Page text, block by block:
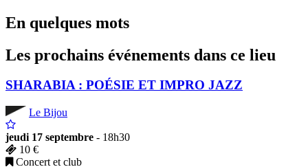
En quelques mots
Les prochains événements dans ce lieu
SHARABIA : POÉSIE ET IMPRO JAZZ
Le Bijou
jeudi 17 septembre - 18h30
10 €
Concert et club